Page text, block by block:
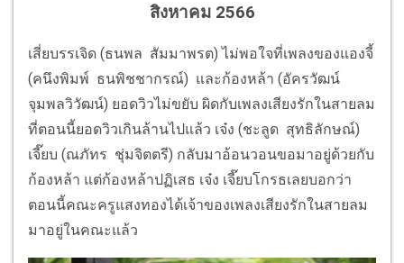
สิงหาคม 2566
เสี่ยบรรเจิด (ธนพล สัมมาพรต)ไม่พอใจที่เพลงของแองจี้
(คนึงพิมพ์ ธนพิชชากรณ์) และก้องหล้า (อัครวัฒน์
จุมพลวิวัฒน์) ยอดวิวไม่ขยับ ผิดกับเพลงเสียงรักในสายลม
ที่ตอนนี้ยอดวิวเกินล้านไปแล้ว เจ๋ง (ชะลูด สุทธิลักษณ์)
เจี๊ยบ (ณภัทร ชุ่มจิตตรี) กลับมาอ้อนวอนขอมาอยู่ด้วยกับ
ก้องหล้า แต่ก้องหล้าปฏิเสธ เจ๋ง เจี๊ยบโกรธเลยบอกว่า
ตอนนี้คณะครูแสงทองได้เจ้าของเพลงเสียงรักในสายลม
มาอยู่ในคณะแล้ว